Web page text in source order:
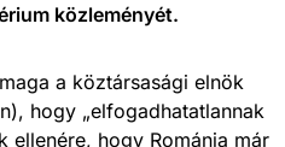
közleményét.
a köztársasági elnök
hogy „elfogadhatatlannak
ellenére, hogy Románia már